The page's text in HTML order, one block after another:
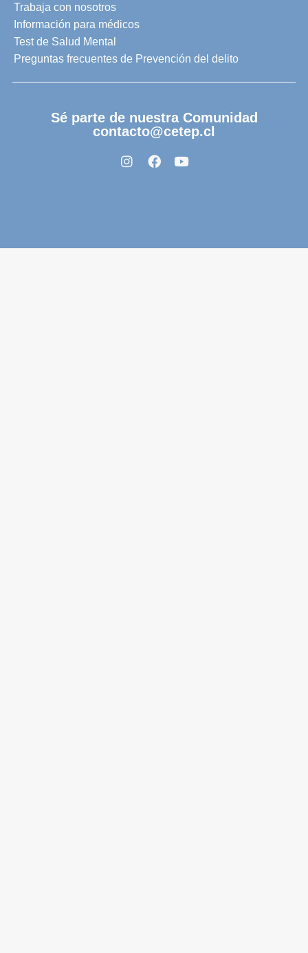
Trabaja con nosotros
Información para médicos
Test de Salud Mental
Preguntas frecuentes de Prevención del delito
Sé parte de nuestra Comunidad
contacto@cetep.cl